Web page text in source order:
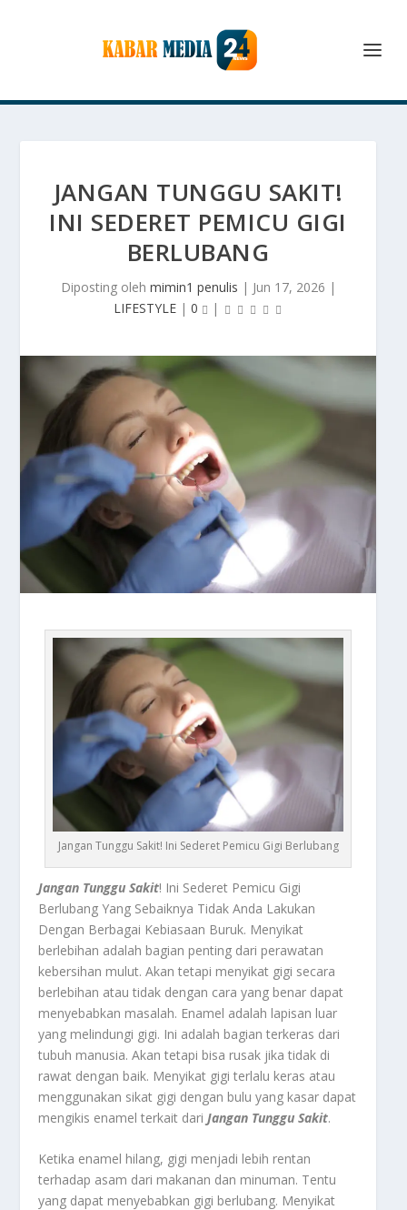
JANGAN TUNGGU SAKIT!
INI SEDERET PEMICU GIGI
BERLUBANG
Diposting oleh mimin1 penulis | Jun 17, 2026 |
LIFESTYLE | 0 |
Jangan Tunggu Sakit! Ini Sederet Pemicu Gigi Berlubang
Jangan Tunggu Sakit! Ini Sederet Pemicu Gigi
Berlubang Yang Sebaiknya Tidak Anda Lakukan
Dengan Berbagai Kebiasaan Buruk. Menyikat
berlebihan adalah bagian penting dari perawatan
kebersihan mulut. Akan tetapi menyikat gigi secara
berlebihan atau tidak dengan cara yang benar dapat
menyebabkan masalah. Enamel adalah lapisan luar
yang melindungi gigi. Ini adalah bagian terkeras dari
tubuh manusia. Akan tetapi bisa rusak jika tidak di
rawat dengan baik. Menyikat gigi terlalu keras atau
menggunakan sikat gigi dengan bulu yang kasar dapat
mengikis enamel terkait dari Jangan Tunggu Sakit.
Ketika enamel hilang, gigi menjadi lebih rentan
terhadap asam dari makanan dan minuman. Tentu
yang dapat menyebabkan gigi berlubang. Menyikat